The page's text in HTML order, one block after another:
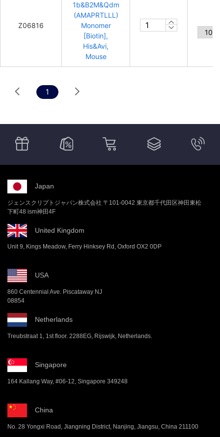
Z06816
1b&B2M&Qdm
(AMAPRTLLL)
Monomer
[Biotin],
His&Avi,
Mouse
1
Japan
ジェンスクリプトジャパン株式会社 〒101-0042 東京都千代田区神田東松
下町48 ism神田4F
United Kingdom
Unit 9, Kings Meadow, Ferry Hinksey Rd, Oxford OX2 0DP
USA
860 Centennial Ave. Piscataway NJ
08854
Netherlands
Treubstraat 1, 1st floor. 2288EG, Rijswijk, Netherlands.
Singapore
164 Kallang Way, #06-12, Singapore 349248
China
No. 28 Yongxi Road, Jiangning District, Nanjing, Jiangsu, China 211100